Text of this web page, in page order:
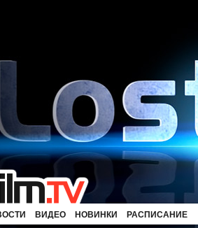
ВИДЕО НОВИНКИ РАСПИСАНИЕ